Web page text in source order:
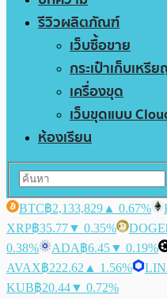
รีวิวผลิตภัณฑ์
เว็บซื้อขาย
กระเป๋าเก็บเหรี
เครื่องขุด
เว็บขุดแบบ
ห้องเรียน
BTC฿2,133,829 ▲ 0.67%
XRP฿35.77▼ 0.35% DOGE
0.38%
ADA฿6.45▼ 0.19%
AVAX฿222.62 ▲ 1.56%
KUB฿20.44▼ 0.72%